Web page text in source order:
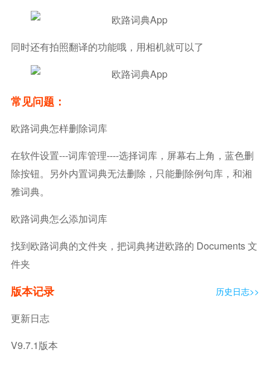
同时还有拍照翻译的功能哦，用相机就可以了
常见问题：
欧路词典怎样删除词库
在软件设置---词库管理----选择词库，屏幕右上角，蓝色删
除按钮。另外内置词典无法删除，只能删除例句库，和湘
雅词典。
欧路词典怎么添加词库
找到欧路词典的文件夹，把词典拷进欧路的 Documents 文
件夹
版本记录 历史日志>>
更新日志
V9.7.1版本